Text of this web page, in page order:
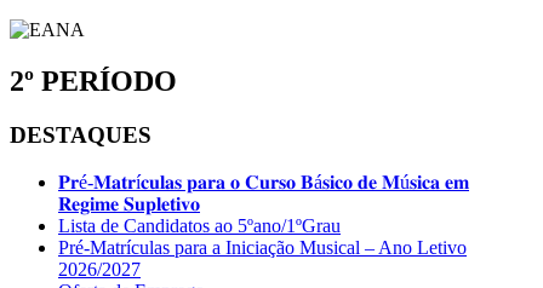
2º PERÍODO
Barra
lateral
principal
DESTAQUES
𝐏𝐫é-𝐌𝐚𝐭𝐫í𝐜𝐮𝐥𝐚𝐬 𝐩𝐚𝐫𝐚 𝐨 𝐂𝐮𝐫𝐬𝐨 𝐁á𝐬𝐢𝐜𝐨 𝐝𝐞 𝐌ú𝐬𝐢𝐜𝐚 𝐞𝐦
𝐑𝐞𝐠𝐢𝐦𝐞 𝐒𝐮𝐩𝐥𝐞𝐭𝐢𝐯𝐨
Lista de Candidatos ao 5ºano/1ºGrau
Pré-Matrículas para a Iniciação Musical – Ano Letivo
2026/2027